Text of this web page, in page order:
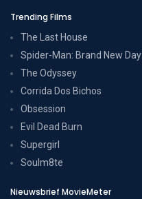
Trending Films
The Last House
Spider-Man: Brand New Day
The Odyssey
Corrida Dos Bichos
Obsession
Evil Dead Burn
Supergirl
Soulm8te
Nieuwsbrief MovieMeter